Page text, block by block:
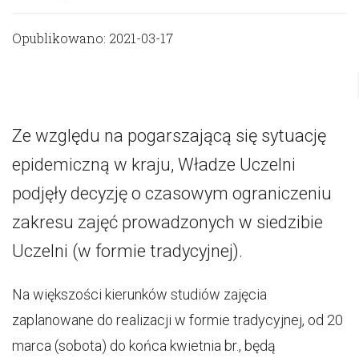
Opublikowano: 2021-03-17
Ze względu na pogarszającą się sytuację
epidemiczną w kraju, Władze Uczelni
podjęły decyzję o czasowym ograniczeniu
zakresu zajęć prowadzonych w siedzibie
Uczelni (w formie tradycyjnej).
Na większości kierunków studiów zajęcia
zaplanowane do realizacji w formie tradycyjnej, od 20
marca (sobota) do końca kwietnia br., będą